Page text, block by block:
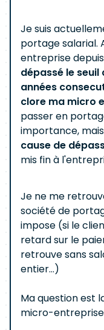
Je suis
portage salarial.
entreprise depuis
dépassé le seuil
années
clore ma micro
passer en
importance, mais
cause de
mis fin à
Je ne me
société de
impose (si le
retard sur le
retrouve sans
entier...)
Ma question est
micro-entreprise